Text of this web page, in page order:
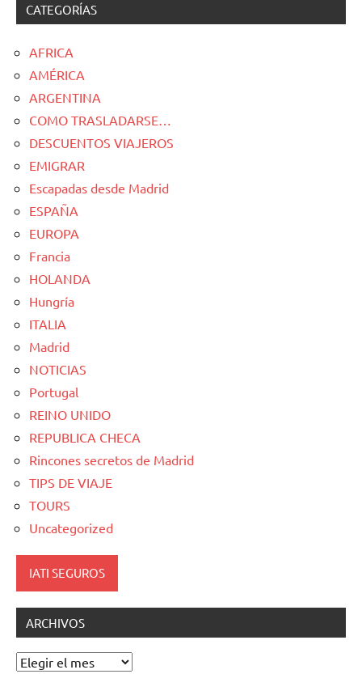
CATEGORÍAS
AFRICA
AMÉRICA
ARGENTINA
COMO TRASLADARSE…
DESCUENTOS VIAJEROS
EMIGRAR
Escapadas desde Madrid
ESPAÑA
EUROPA
Francia
HOLANDA
Hungría
ITALIA
Madrid
NOTICIAS
Portugal
REINO UNIDO
REPUBLICA CHECA
Rincones secretos de Madrid
TIPS DE VIAJE
TOURS
Uncategorized
IATI SEGUROS
ARCHIVOS
Archivos